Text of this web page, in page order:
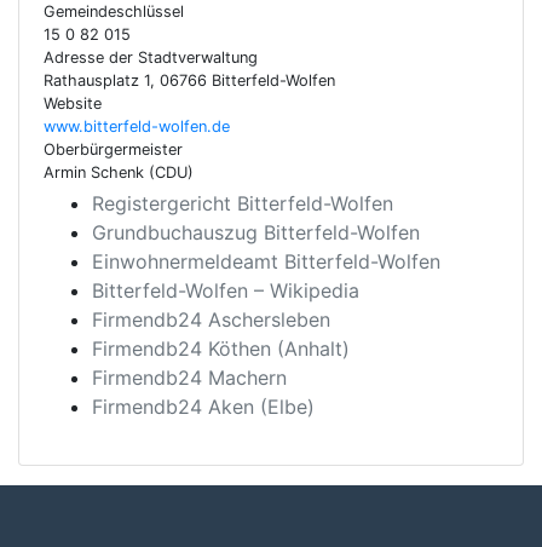
Gemeindeschlüssel
15 0 82 015
Adresse der Stadtverwaltung
Rathausplatz 1, 06766 Bitterfeld-Wolfen
Website
www.bitterfeld-wolfen.de
Oberbürgermeister
Armin Schenk (CDU)
Registergericht Bitterfeld-Wolfen
Grundbuchauszug Bitterfeld-Wolfen
Einwohnermeldeamt Bitterfeld-Wolfen
Bitterfeld-Wolfen – Wikipedia
Firmendb24 Aschersleben
Firmendb24 Köthen (Anhalt)
Firmendb24 Machern
Firmendb24 Aken (Elbe)